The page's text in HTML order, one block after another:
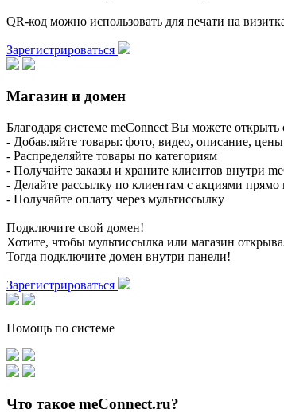
QR-код можно использовать для печати на
Зарегистрироваться
Магазин и домен
Благодаря системе meConnect Вы можете
- Добавляйте товары: фото, видео, описание,
- Распределяйте товары по категориям
- Получайте заказы и храните клиентов внутри
- Делайте рассылку по клиентам с акциями прямо
- Получайте оплату через мультиссылку
Подключите свой домен!
Хотите, чтобы мультиссылка или магазин
Тогда подключите домен внутри панели!
Зарегистрироваться
Помощь по системе
Что такое meConnect.ru?